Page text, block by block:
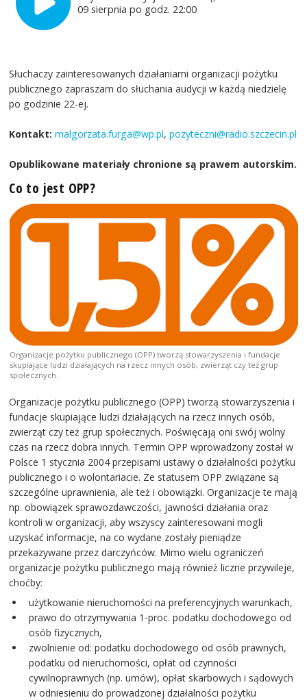
09 sierpnia po godz. 22:00
Słuchaczy zainteresowanych działaniami organizacji pożytku
publicznego zapraszam do słuchania audycji w każdą niedzielę
po godzinie 22-ej.
Kontakt: malgorzata.furga@wp.pl,pozyteczni@radio.szczecin.pl
Opublikowane materiały chronione są prawem autorskim.
Co to jest OPP?
Organizacje pożytku publicznego (OPP) tworzą stowarzyszenia i fundacje
skupiające ludzi działających na rzecz innych osób, zwierząt czy też grup
społecznych.
Organizacje pożytku publicznego (OPP) tworzą stowarzyszenia i
fundacje skupiające ludzi działających na rzecz innych osób,
zwierząt czy też grup społecznych. Poświęcają oni swój wolny
czas na rzecz dobra innych. Termin OPP wprowadzony został w
Polsce 1 stycznia 2004 przepisami ustawy o działalności pożytku
publicznego i o wolontariacie. Ze statusem OPP związane są
szczególne uprawnienia, ale też i obowiązki. Organizacje te mają
np. obowiązek sprawozdawczości, jawności działania oraz
kontroli w organizacji, aby wszyscy zainteresowani mogli
uzyskać informacje, na co wydane zostały pieniądze
przekazywane przez darczyńców. Mimo wielu ograniczeń
organizacje pożytku publicznego mają również liczne przywileje,
choćby:
użytkowanie nieruchomości na preferencyjnych warunkach,
prawo do otrzymywania 1-proc. podatku dochodowego od
osób fizycznych,
zwolnienie od: podatku dochodowego od osób prawnych,
podatku od nieruchomości, opłat od czynności
cywilnoprawnych (np. umów), opłat skarbowych i sądowych
w odniesieniu do prowadzonej działalności pożytku